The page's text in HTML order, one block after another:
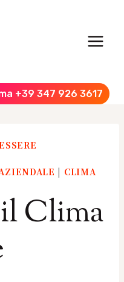
+39 347 926 3617
| CLIMA
Clima